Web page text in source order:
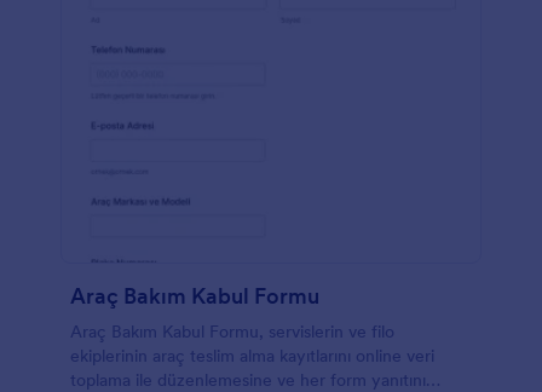
Araç Bakım Kabul Formu
Araç Bakım Kabul Formu, servislerin ve filo
ekiplerinin araç teslim alma kayıtlarını online veri
toplama ile düzenlemesine ve her form yanıtını